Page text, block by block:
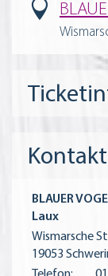
Kontakt
BLAUER
Laux
Wismarsche
19053